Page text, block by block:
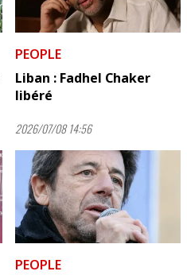
PEOPLE
Liban : Fadhel Chaker
libéré
2026/07/08 14:56
PEOPLE